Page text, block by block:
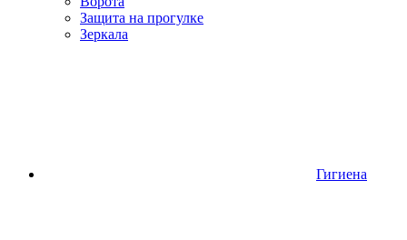
Защита на прогулке
Зеркала
Гигиена